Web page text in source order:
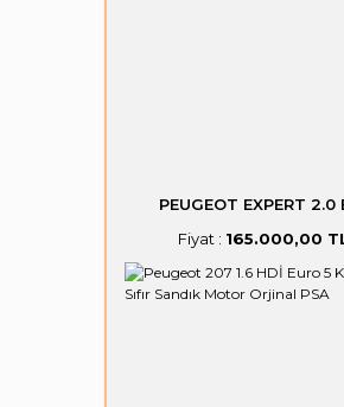
PEUGEOT EXPERT 2.0
Fiyat : 165.000,00